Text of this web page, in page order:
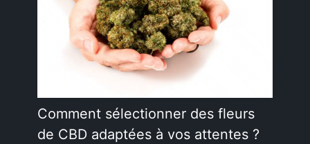
Comment sélectionner des fleurs
de CBD adaptées à vos attentes ?